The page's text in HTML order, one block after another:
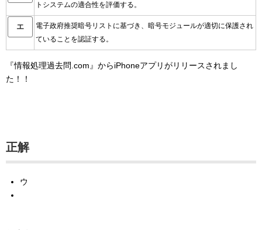
トシステムの適合性を評価する。
エ
電子政府推奨暗号リストに基づき、暗号モジュールが適切に保護され
ていることを認証する。
『情報処理過去問.com』からiPhoneアプリがリリースされまし
た！！
正解
ウ